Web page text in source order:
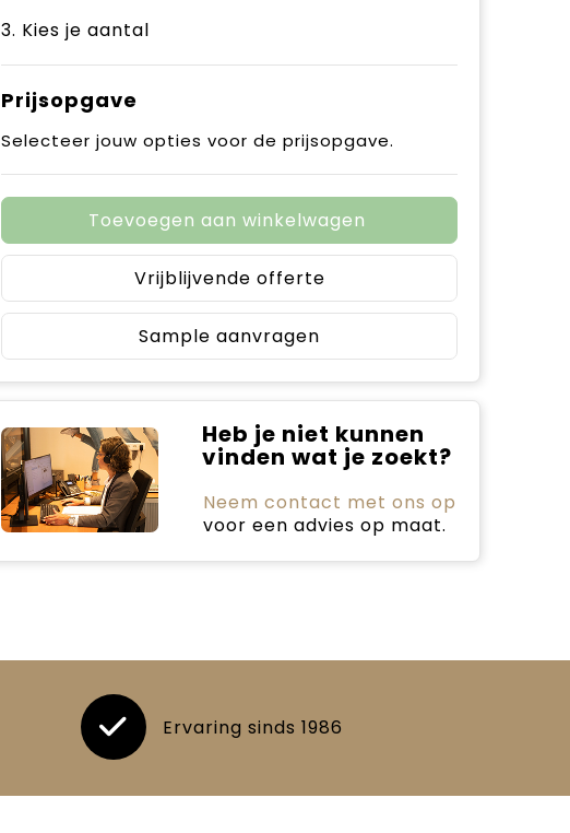
3. Kies je aantal
Prijsopgave
Selecteer jouw opties voor de prijsopgave.
Toevoegen aan winkelwagen
Vrijblijvende offerte
Sample aanvragen
Heb je niet kunnen
vinden wat je zoekt?
Neem contact met ons op
voor een advies op maat.
Ervaring sinds 1986